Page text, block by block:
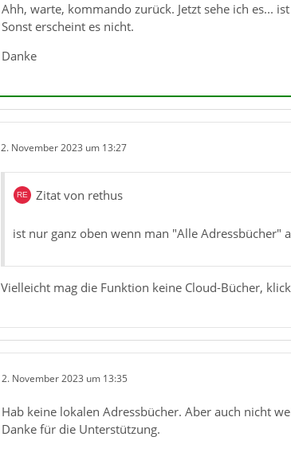
Ahh, warte, kommando zurück. Jetzt sehe ich es...
Sonst erscheint es nicht.
Danke
2. November 2023 um 13:27
Zitat von rethus
ist nur ganz oben wenn man "Alle Adressbücher"
Vielleicht mag die Funktion keine Cloud-Bücher,
2. November 2023 um 13:35
Hab keine lokalen Adressbücher. Aber auch nicht
Danke für die Unterstützung.